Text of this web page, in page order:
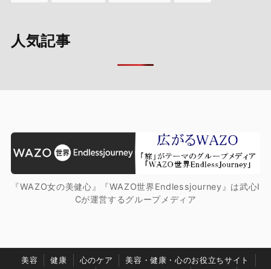
人気記事
『WAZO女の美健心』『WAZO世界Endlessjourney』は武心I
Cが運営するグループメディア
美容 健康 心のケア
美容・健康・心のお役立ちサイト